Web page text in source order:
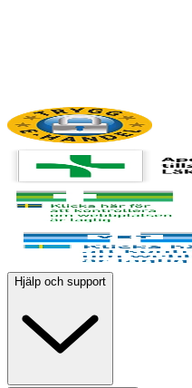
Hjälp och support